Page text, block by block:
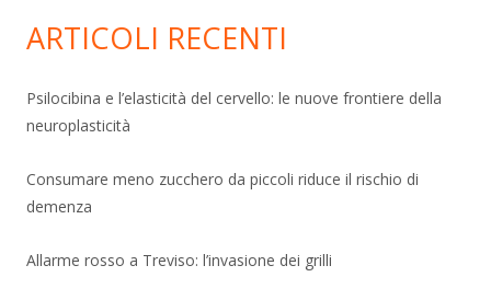
ARTICOLI RECENTI
Psilocibina e l’elasticità del cervello: le nuove frontiere della
neuroplasticità
Consumare meno zucchero da piccoli riduce il rischio di
demenza
Allarme rosso a Treviso: l’invasione dei grilli